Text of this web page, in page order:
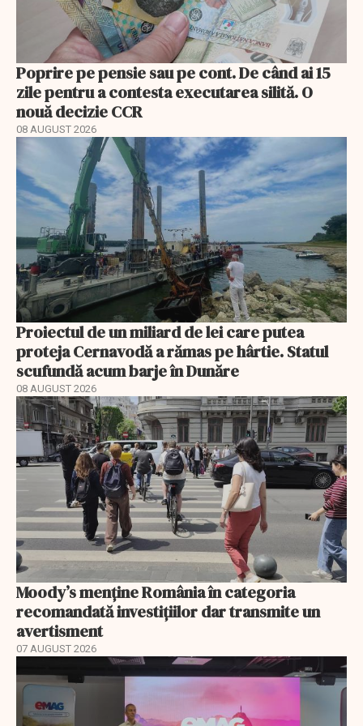
Poprire pe pensie sau pe cont. De când ai 15
zile pentru a contesta executarea silită. O
nouă decizie CCR
08 AUGUST 2026
Proiectul de un miliard de lei care putea
proteja Cernavodă a rămas pe hârtie. Statul
scufundă acum barje în Dunăre
08 AUGUST 2026
Moody’s menține România în categoria
recomandată investițiilor dar transmite un
avertisment
07 AUGUST 2026